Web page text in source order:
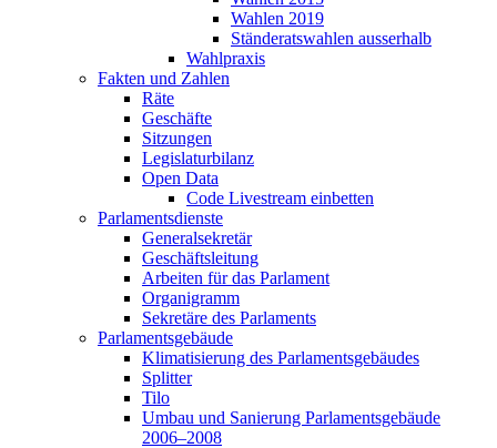
Wahlen 2019
Ständeratswahlen ausserhalb
Wahlpraxis
Fakten und Zahlen
Räte
Geschäfte
Sitzungen
Legislaturbilanz
Open Data
Code Livestream einbetten
Parlamentsdienste
Generalsekretär
Geschäftsleitung
Arbeiten für das Parlament
Organigramm
Sekretäre des Parlaments
Parlamentsgebäude
Klimatisierung des Parlamentsgebäudes
Splitter
Tilo
Umbau und Sanierung Parlamentsgebäude
2006–2008